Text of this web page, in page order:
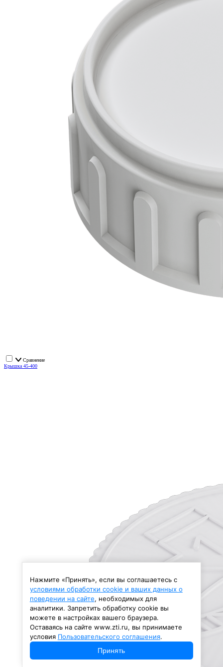
Сравнение
Крышка 45-400
Нажмите «Принять», если вы соглашаетесь с
условиями обработки cookie и ваших данных о
поведении на сайте, необходимых для
аналитики. Запретить обработку cookie вы
можете в настройках вашего браузера.
Оставаясь на сайте www.zti.ru, вы принимаете
условия Пользовательского соглашения.
Принять